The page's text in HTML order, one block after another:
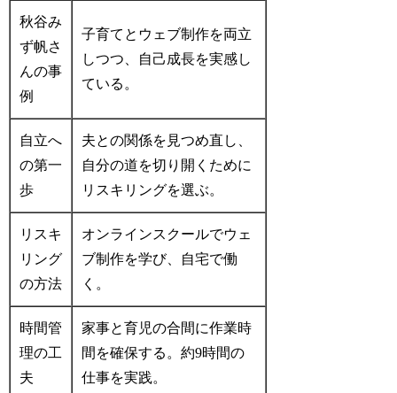
秋谷み
ず帆さ
んの事
例
子育てとウェブ制作を両立
しつつ、自己成長を実感し
ている。
自立へ
の第一
歩
夫との関係を見つめ直し、
自分の道を切り開くために
リスキリングを選ぶ。
リスキ
リング
の方法
オンラインスクールでウェ
ブ制作を学び、自宅で働
く。
時間管
理の工
夫
家事と育児の合間に作業時
間を確保する。約9時間の
仕事を実践。